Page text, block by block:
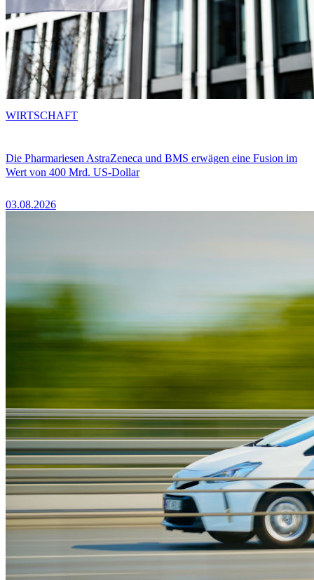
Die Pharmariesen AstraZeneca und BMS erwägen eine Fusion im
Wert von 400 Mrd. US-Dollar
03.08.2026
WIRTSCHAFT